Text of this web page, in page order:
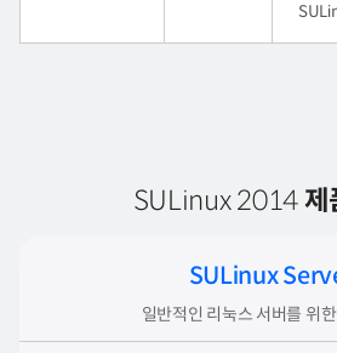
SULinux 2014제
SULinux
일반적인 리눅스 서버를 위